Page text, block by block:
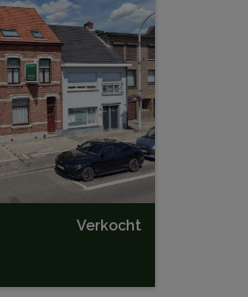
Verkocht